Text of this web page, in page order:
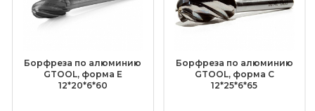
Борфреза по алюминию
GTOOL, форма E
12*20*6*60
Борфреза по алюминию
GTOOL, форма С
12*25*6*65